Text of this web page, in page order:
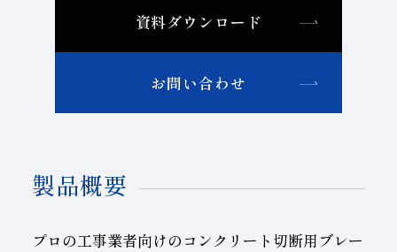
資料ダウンロード
お問い合わせ
製品概要
プロの工事業者向けのコンクリート切断用ブレー